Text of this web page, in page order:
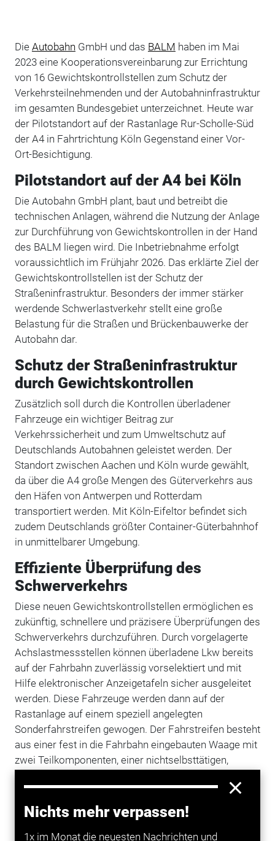
Nichts mehr verpassen!
1x im Monat die neuesten Nachrichten und
Die Autobahn GmbH und das BALM haben im Mai
2023 eine Kooperationsvereinbarung zur Errichtung
von 16 Gewichtskontrollstellen zum Schutz der
Verkehrsteilnehmenden und der Autobahninfrastruktur
im gesamten Bundesgebiet unterzeichnet. Heute war
der Pilotstandort auf der Rastanlage Rur-Scholle-Süd
der A4 in Fahrtrichtung Köln Gegenstand einer Vor-
Ort-Besichtigung.
Pilotstandort auf der A4 bei Köln
Die Autobahn GmbH plant, baut und betreibt die
technischen Anlagen, während die Nutzung der Anlage
zur Durchführung von Gewichtskontrollen in der Hand
des BALM liegen wird. Die Inbetriebnahme erfolgt
voraussichtlich im Frühjahr 2026. Das erklärte Ziel der
Gewichtskontrollstellen ist der Schutz der
Straßeninfrastruktur. Besonders der immer stärker
werdende Schwerlastverkehr stellt eine große
Belastung für die Straßen und Brückenbauwerke der
Autobahn dar.
Schutz der Straßeninfrastruktur
durch Gewichtskontrollen
Zusätzlich soll durch die Kontrollen überladener
Fahrzeuge ein wichtiger Beitrag zur
Verkehrssicherheit und zum Umweltschutz auf
Deutschlands Autobahnen geleistet werden. Der
Standort zwischen Aachen und Köln wurde gewählt,
da über die A4 große Mengen des Güterverkehrs aus
den Häfen von Antwerpen und Rotterdam
transportiert werden. Mit Köln-Eifeltor befindet sich
zudem Deutschlands größter Container-Güterbahnhof
in unmittelbarer Umgebung.
Effiziente Überprüfung des
Schwerverkehrs
Diese neuen Gewichtskontrollstellen ermöglichen es
zukünftig, schnellere und präzisere Überprüfungen des
Schwerverkehrs durchzuführen. Durch vorgelagerte
Achslastmessstellen können überladene Lkw bereits
auf der Fahrbahn zuverlässig vorselektiert und mit
Hilfe elektronischer Anzeigetafeln sicher ausgeleitet
werden. Diese Fahrzeuge werden dann auf der
Rastanlage auf einem speziell angelegten
Sonderfahrstreifen gewogen. Der Fahrstreifen besteht
aus einer fest in die Fahrbahn eingebauten Waage mit
zwei Teilkomponenten, einer nichtselbsttätigen,
Waage. Im Falle einer Überladung werden die
Fahrzeuge ab- oder umgeladen und es wird zusätzlich
ein Ordnungswidrigkeitsverfahren eingeleitet.